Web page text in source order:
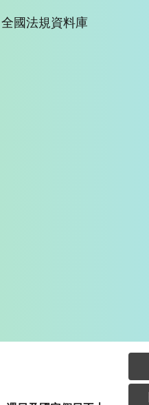
全國法規資料庫